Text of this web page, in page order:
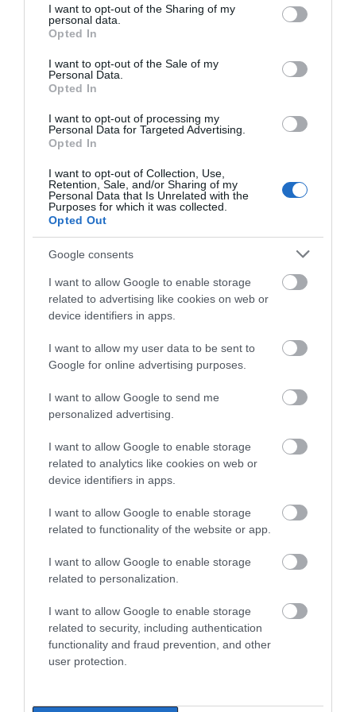
not limited to your visit or usage behaviour. You may click to
grant or deny consent to Google and its third-party tags to
use your data for below specified purposes in below Google
consent section.
I want to opt-out of the Sharing of my
personal data.
Opted In
I want to opt-out of the Sale of my
Personal Data.
Opted In
I want to opt-out of processing my
Personal Data for Targeted Advertising.
Opted In
I want to opt-out of Collection, Use,
Retention, Sale, and/or Sharing of my
Personal Data that Is Unrelated with the
Purposes for which it was collected.
Opted Out
Google consents
I want to allow Google to enable storage
related to advertising like cookies on web or
device identifiers in apps.
I want to allow my user data to be sent to
Google for online advertising purposes.
I want to allow Google to send me
personalized advertising.
I want to allow Google to enable storage
related to analytics like cookies on web or
device identifiers in apps.
I want to allow Google to enable storage
related to functionality of the website or app.
I want to allow Google to enable storage
related to personalization.
I want to allow Google to enable storage
related to security, including authentication
functionality and fraud prevention, and other
user protection.
Ο Αλέξης Τσίπρας παρουσιάζει το
στη Θεσσαλονίκη
08.08.2026 | 19:20
Κάνεις δεν ξεχνά τι έζησε η
Εύβοια πριν πέντε χρόνια
08.08.2026 | 19:00
Σε δημοπρασία η μπάλα των
ιστορικών γκολ του Μαραντόνα
08.08.2026 | 18:40
Αγανάκτηση σε χωριό της
Εύβοιας: Μένουν κάθε μέρα χωρίς
νερό – Σοβαρή καταγγελία
Αγροτικές ενισχύσεις: Ποιοι θα
προκαταβολές
08.08.2026 | 18:00
Σε πελάγη ευτυχίας
αντιδήμαρχος στην Εύβοια! Έγινε
για τρίτη φορά παππούς!
Ευρυδίκη Βαλαβάνη: Οι
Εύβοια! Δείτε σε ποια παραλία
«Κόκκινος» συναγερμός στην
Εύβοια: Red Code αύριο Κυριακή –
Αυξημένη ετοιμότητα παντού
Ρόδος: Έγραψαν 80χρονη για
Όλες οι τελευταίες ειδήσεις
ΠΕΡΙΣΣΟΤΕΡΑ ΑΠΟ ΟΙΚΟΝΟΜΙΑ
Αγροτικές ενισχύσεις:
νωρίτερα τις
προκαταβολές
στήριξης για την
εστίαση ζητά η ΠΣτΕ
Όμιλος ΔΕΗ: Νέα
συμφωνία για
Μεταφορές χρημάτων:
Σε ποιες περιπτώσεις η
ΑΑΔΕ επιβάλλει φόρο
από 10% έως 40%
Ποιοι και γιατί θα
Νέο επίδομα 600 ευρώ